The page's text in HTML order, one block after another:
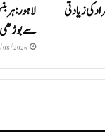
لاہور:
سے بوڑھی
08/2026